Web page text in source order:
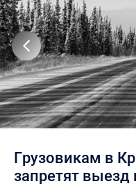
Грузовикам в
запретят выезд